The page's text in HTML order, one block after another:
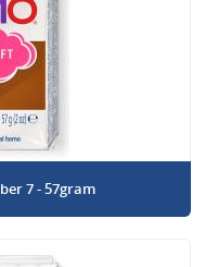
7 - 57gram